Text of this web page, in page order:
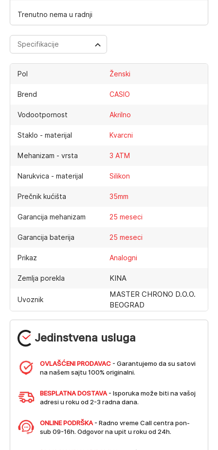
Trenutno nema u radnji
Jedinstvena usluga
OVLAŠĆENI PRODAVAC - Garantujemo da su satovi
na našem sajtu 100% originalni.
BESPLATNA DOSTAVA - Isporuka može biti na vašoj
adresi u roku od 2-3 radna dana.
ONLINE PODRŠKA - Radno vreme Call centra pon-
sub 09-16h. Odgovor na upit u roku od 24h.
Specifikacije
Pol Ženski
Brend CASIO
Vodootpornost Akrilno
Staklo - materijal Kvarcni
Mehanizam - vrsta 3 ATM
Narukvica - materijal Silikon
Prečnik kućišta 35mm
Garancija mehanizam 25 meseci
Garancija baterija 25 meseci
Prikaz Analogni
Zemlja porekla KINA
Uvoznik
MASTER CHRONO D.O.O.
BEOGRAD